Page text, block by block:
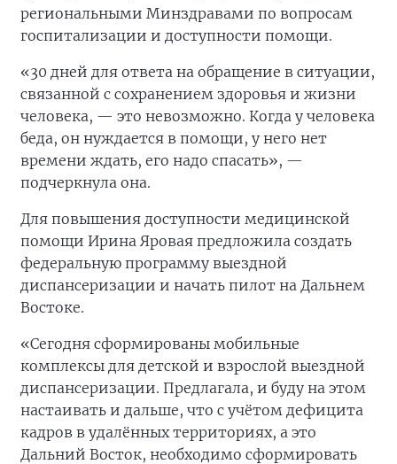
региональными Минздравами по вопросам
госпитализации и доступности помощи.
«30 дней для ответа на обращение в ситуации,
связанной с сохранением здоровья и жизни
человека, — это невозможно. Когда у человека
беда, он нуждается в помощи, у него нет
времени ждать, его надо спасать», —
подчеркнула она.
Для повышения доступности медицинской
помощи Ирина Яровая предложила создать
федеральную программу выездной
диспансеризации и начать пилот на Дальнем
Востоке.
«Сегодня сформированы мобильные
комплексы для детской и взрослой выездной
диспансеризации. Предлагала, и буду на этом
настаивать и дальше, что с учётом дефицита
кадров в удалённых территориях, а это
Дальний Восток, необходимо сформировать